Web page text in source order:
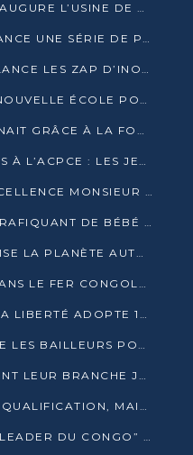
DÉNIS SASSOU N’GUESSO INAUGURE L’USINE DE VALORISATION DU GAZ ASSOCIÉ
DENIS SASSOU-N’GUESSO LANCE UNE SÉRIE DE PROJETS DANS LE KOUILOU
AGRICULTURE : LE CONGO LANCE LES ZAP D’INONI ET YONO
BE GREEN ACADEMY : UNE NOUVELLE ÉCOLE POUR LES MÉTIERS DE L’ÉCOLOGIE À POINTE-NOIRE
L’ÉCOLE PIERRE NZOKO RENAIT GRÂCE À LA FONDATION MUCODEC
JOURNÉE PORTES OUVERTES À L’ACPCE : LES JEUNES EN IMMERSION DANS L’ENTREPRISE
LETTRE OUVERTE A SON EXCELLENCE MONSIEUR DENIS SASSOU NGUESSO, PRESIDENT DE LAREPUBLIQUE DU CONGO
MADINGOU : UN PRÉSUMÉ TRAFIQUANT DE BÉBÉ CHIMPANZÉ FIXÉ SUR SON SORT LE 20 NOVEMBRE
À BELÉM, LE CONGO MOBILISE LA PLANÈTE AUTOUR DU FONDS BLEU POUR LE BASSIN DU CONGO
ULSAN HOLDING INVESTIT DANS LE FER CONGOLAIS
LE CONGRÈS MONDIAL DE LA LIBERTÉ ADOPTE 14 RÉSOLUTIONS HISTORIQUES
COP30 : LA BDEAC MOBILISE LES BAILLEURS POUR LE FONDS BLEU DU BASSIN DU CONGO
LES SOUVERAINISTES LANCENT LEUR BRANCHE JEUNE À BRAZZAVILLE
L’AS OTOHO, UN CLUB, UNE QUALIFICATION, MAIS ENCORE DES DOUTES
L’ONG BUTTERFLY SACRÉE “LEADER DU CONGO” AU PRIX D’EXCELLENCE 2025